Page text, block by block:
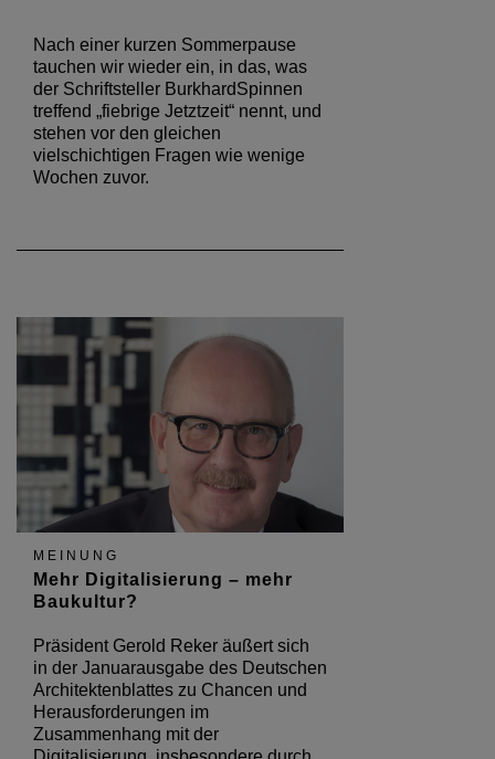
Nach einer kurzen Sommerpause
tauchen wir wieder ein, in das, was
der Schriftsteller BurkhardSpinnen
treffend „fiebrige Jetztzeit“ nennt, und
stehen vor den gleichen
vielschichtigen Fragen wie wenige
Wochen zuvor.
MEINUNG
Mehr Digitalisierung – mehr
Baukultur?
Präsident Gerold Reker äußert sich
in der Januarausgabe des Deutschen
Architektenblattes zu Chancen und
Herausforderungen im
Zusammenhang mit der